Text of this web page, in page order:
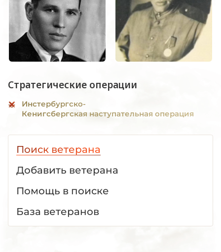
Стратегические операции
Инстербургско-
Кенигсбергская наступательная операция
Поиск ветерана
Добавить ветерана
Помощь в поиске
База ветеранов